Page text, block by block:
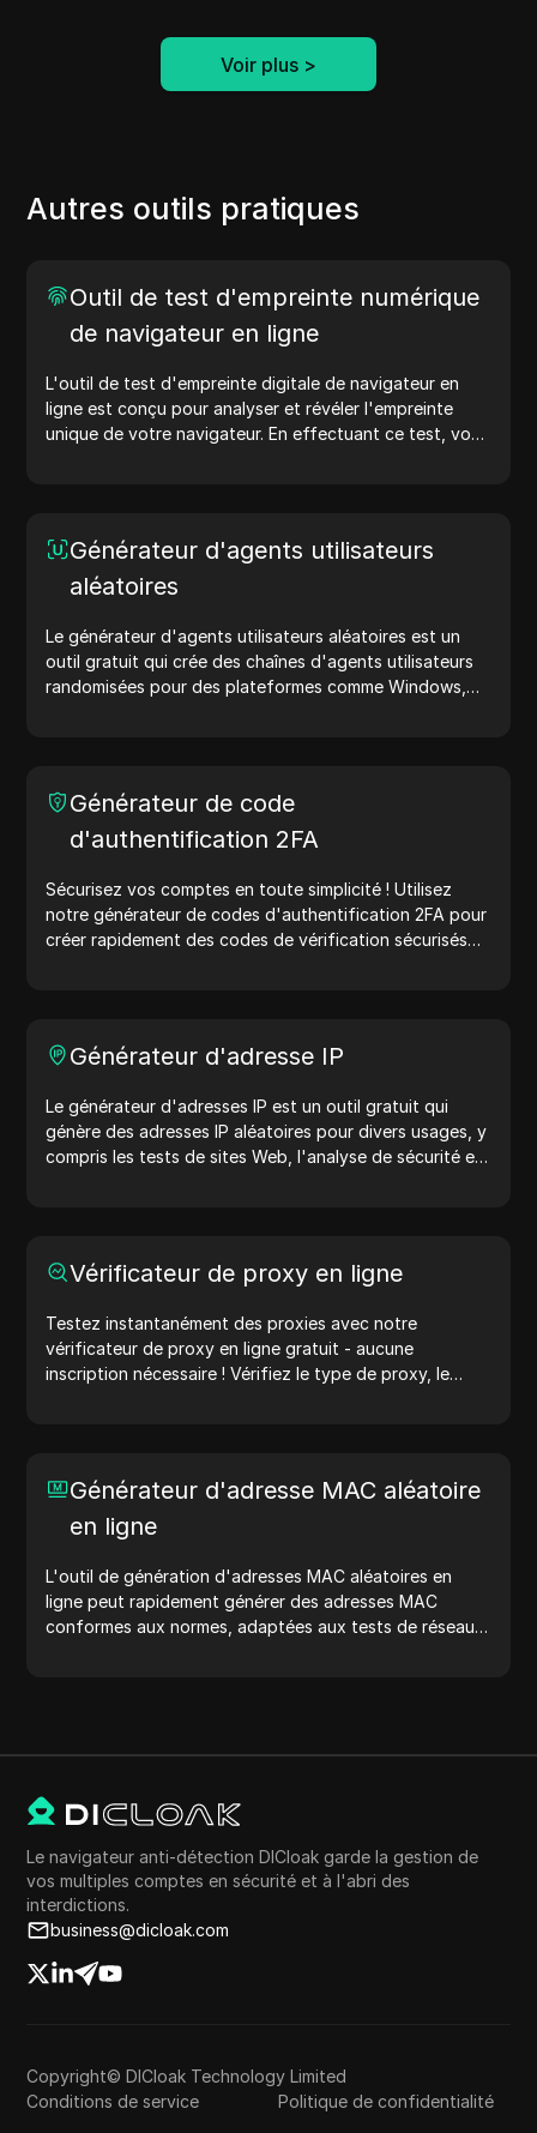
Voir plus >
Autres outils pratiques
Outil de test d'empreinte numérique
de navigateur en ligne
L'outil de test d'empreinte digitale de navigateur en
ligne est conçu pour analyser et révéler l'empreinte
unique de votre navigateur. En effectuant ce test, vous
Générateur d'agents utilisateurs
aléatoires
Le générateur d'agents utilisateurs aléatoires est un
outil gratuit qui crée des chaînes d'agents utilisateurs
randomisées pour des plateformes comme Windows,
de sites web, aux vérifications de compatibilité et à
l'optimisation du développement. Simplifiez vos flux de
travail : générez des agents utilisateurs dès aujourd'hui
Générateur de code
d'authentification 2FA
Sécurisez vos comptes en toute simplicité ! Utilisez
notre générateur de codes d'authentification 2FA pour
créer rapidement des codes de vérification sécurisés
Générateur d'adresse IP
Le générateur d'adresses IP est un outil gratuit qui
génère des adresses IP aléatoires pour divers usages, y
compris les tests de sites Web, l'analyse de sécurité et
géolocalisation, les vérifications de confidentialité, et
votre processus de développement : générez des
adresses IP maintenant !
Vérificateur de proxy en ligne
Testez instantanément des proxies avec notre
vérificateur de proxy en ligne gratuit - aucune
inscription nécessaire ! Vérifiez le type de proxy, le
Générateur d'adresse MAC aléatoire
en ligne
L'outil de génération d'adresses MAC aléatoires en
ligne peut rapidement générer des adresses MAC
conformes aux normes, adaptées aux tests de réseau,
Le navigateur anti-détection DICloak garde la gestion de
vos multiples comptes en sécurité et à l'abri des
interdictions.
business@dicloak.com
Copyright© DICloak Technology Limited
Conditions de service
Politique de confidentialité